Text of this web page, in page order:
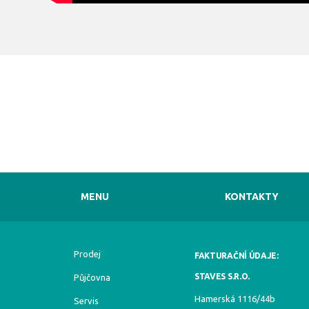
MENU KONTAKTY
Prodej
Půjčovna
Servis
FAKTURAČNÍ ÚDAJE:
STAVES S.R.O.
Hamerská 1116/44b